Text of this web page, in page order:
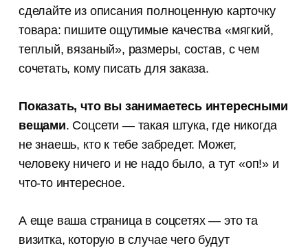
сделайте из описания полноценную карточку
товара: пишите ощутимые качества «мягкий,
теплый, вязаный», размеры, состав, с чем
сочетать, кому писать для заказа.
Показать, что вы занимаетесь интересными
вещами. Соцсети — такая штука, где никогда
не знаешь, кто к тебе забредет. Может,
человеку ничего и не надо было, а тут «оп!» и
что-то интересное.
А еще ваша страница в соцсетях — это та
визитка, которую в случае чего будут